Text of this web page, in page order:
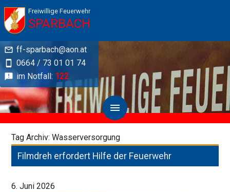
Freiwillige Feuerwehr
SPARBACH
ff-sparbach@aon.at
0664 / 73 01 01 74
im Notfall: 122
Tag Archiv: Wasserversorgung
Filmdreh erfordert Hilfe der Feuerwehr
6. Juni 2026